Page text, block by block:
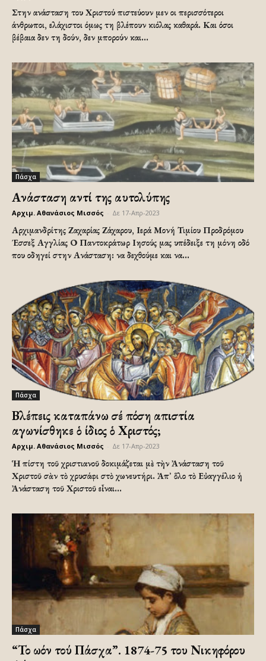
Στην ανάσταση του Χριστού πιστεύουν μεν οι περισσότεροι
άνθρωποι, ελάχιστοι όμως τη βλέπουν κιόλας καθαρά. Και όσοι
βέβαια δεν τη δούν, δεν μπορούν και...
Πάσχα
Ανάσταση αντί της αυτολύπης
Αρχιμ. Αθανάσιος Μισσός Δε 17-Απρ-2023
Αρχιμανδρίτης Ζαχαρίας Ζάχαρου, Ιερά Μονή Τιμίου Προδρόμου
Έσσεξ Αγγλίας Ο Παντοκράτωρ Ιησούς μας υπέδειξε τη μόνη οδό
που οδηγεί στην Ανάσταση: να δεχθούμε και να...
Πάσχα
Βλέπεις καταπάνω σέ πόση απιστία
αγωνίσθηκε ὁ ίδιος ὁ Χριστός;
Αρχιμ. Αθανάσιος Μισσός Δε 17-Απρ-2023
Ἡ πίστη τοῦ χριστιανοῦ δοκιμάζεται μὲ τὴν Ἀνάσταση τοῦ
Χριστοῦ σὰν τὸ χρυσάφι στὸ χωνευτήρι. Ἀπ᾿ ὅλο τὸ Εὐαγγέλιο ἡ
Ἀνάσταση τοῦ Χριστοῦ εἶναι...
Πάσχα
“Το ωόν τού Πάσχα”. 1874-75 του Νικηφόρου